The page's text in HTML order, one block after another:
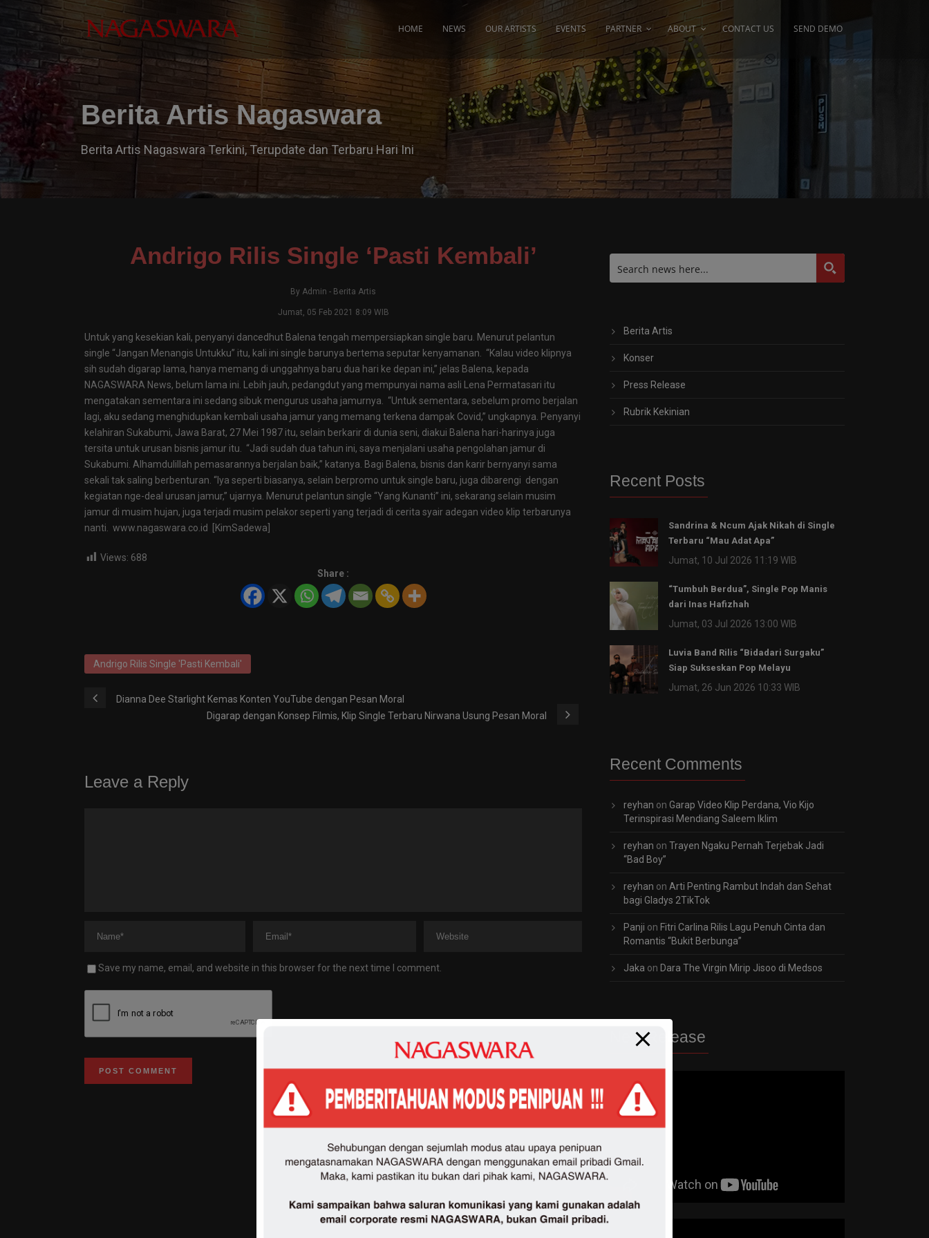
HOME NEWS OUR ARTISTS EVENTS PARTNER ABOUT CONTACT US SEND DEMO
Berita Artis Nagaswara
Berita Artis Nagaswara Terkini, Terupdate dan Terbaru Hari Ini
Andrigo Rilis Single ‘Pasti Kembali’
By Admin - Berita Artis
Jumat, 05 Feb 2021 8:09 WIB
Untuk yang kesekian kali, penyanyi dancedhut Balena tengah mempersiapkan single baru. Menurut pelantun
single “Jangan Menangis Untukku” itu, kali ini single barunya bertema seputar kenyamanan. “Kalau video klipnya
sih sudah digarap lama, hanya memang di unggahnya baru dua hari ke depan ini,” jelas Balena, kepada
NAGASWARA News, belum lama ini. Lebih jauh, pedangdut yang mempunyai nama asli Lena Permatasari itu
mengatakan sementara ini sedang sibuk mengurus usaha jamurnya. “Untuk sementara, sebelum promo berjalan
lagi, aku sedang menghidupkan kembali usaha jamur yang memang terkena dampak Covid,” ungkapnya. Penyanyi
kelahiran Sukabumi, Jawa Barat, 27 Mei 1987 itu, selain berkarir di dunia seni, diakui Balena hari-harinya juga
tersita untuk urusan bisnis jamur itu. “Jadi sudah dua tahun ini, saya menjalani usaha pengolahan jamur di
Sukabumi. Alhamdulillah pemasarannya berjalan baik,” katanya. Bagi Balena, bisnis dan karir bernyanyi sama
sekali tak saling berbenturan. “Iya seperti biasanya, selain berpromo untuk single baru, juga dibarengi dengan
kegiatan nge-deal urusan jamur,” ujarnya. Menurut pelantun single “Yang Kunanti” ini, sekarang selain musim
jamur di musim hujan, juga terjadi musim pelakor seperti yang terjadi di cerita syair adegan video klip terbarunya
nanti. www.nagaswara.co.id [KimSadewa]
Views: 688
Share :
Andrigo Rilis Single 'Pasti Kembali'
Dianna Dee Starlight Kemas Konten YouTube dengan Pesan Moral
Digarap dengan Konsep Filmis, Klip Single Terbaru Nirwana Usung Pesan Moral
Leave a Reply
Save my name, email, and website in this browser for the next time I comment.
Berita Artis
Konser
Press Release
Rubrik Kekinian
Recent Posts
Sandrina & Ncum Ajak Nikah di Single
Terbaru “Mau Adat Apa”
Jumat, 10 Jul 2026 11:19 WIB
“Tumbuh Berdua”, Single Pop Manis
dari Inas Hafizhah
Jumat, 03 Jul 2026 13:00 WIB
Luvia Band Rilis “Bidadari Surgaku”
Siap Sukseskan Pop Melayu
Jumat, 26 Jun 2026 10:33 WIB
Recent Comments
reyhan on Garap Video Klip Perdana, Vio Kijo
Terinspirasi Mendiang Saleem Iklim
reyhan on Trayen Ngaku Pernah Terjebak Jadi
“Bad Boy”
reyhan on Arti Penting Rambut Indah dan Sehat
bagi Gladys 2TikTok
Panji on Fitri Carlina Rilis Lagu Penuh Cinta dan
Romantis “Bukit Berbunga”
Jaka on Dara The Virgin Mirip Jisoo di Medsos
New Release
modal-check